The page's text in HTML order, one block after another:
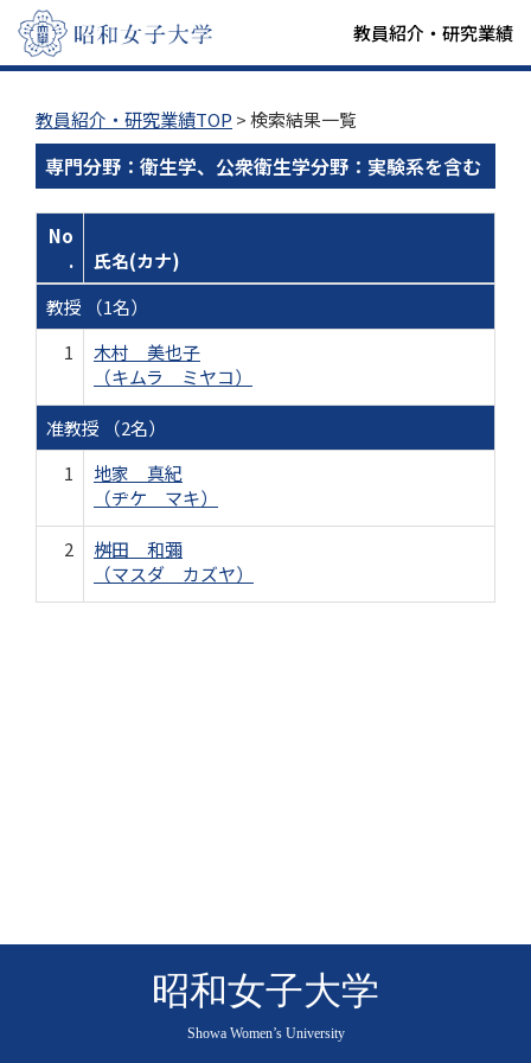
教員紹介・研究業績
教員紹介・研究業績TOP > 検索結果一覧
専門分野：衛生学、公衆衛生学分野：実験系を含む
No
.
氏名(カナ)
教授 （1名）
1
木村 美也子
（キムラ ミヤコ）
准教授 （2名）
1
地家 真紀
（ヂケ マキ）
2
桝田 和彌
（マスダ カズヤ）
昭和女子大学
Showa Women’s University